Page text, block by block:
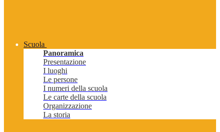
Scuola
Panoramica
Presentazione
I luoghi
Le persone
I numeri della scuola
Le carte della scuola
Organizzazione
La storia